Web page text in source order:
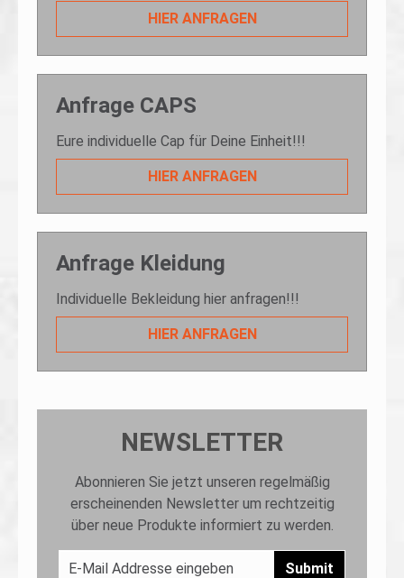
HIER ANFRAGEN
Anfrage CAPS
Eure individuelle Cap für Deine Einheit!!!
HIER ANFRAGEN
Anfrage Kleidung
Individuelle Bekleidung hier anfragen!!!
HIER ANFRAGEN
NEWSLETTER
Abonnieren Sie jetzt unseren regelmäßig
erscheinenden Newsletter um rechtzeitig
über neue Produkte informiert zu werden.
Submit